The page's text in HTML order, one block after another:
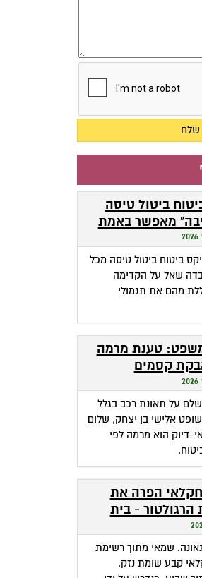
ביטול טיסה
מאפשר באמת
סיבה?
ביטוח ביטול טיסה מכל
שאל על הקדימה
מהם את תגמולי
טענת מרמה
קסמים
אי-דיוק לפטור
על תאונת רכב בגלל
אלישי בן יצחק, שלום
דיוק הוא מרמה לפי
חקלאי הפרה את
הרגולטור - בית
אותה
שמאי מתוך רשימת
קבע שומת נזק.